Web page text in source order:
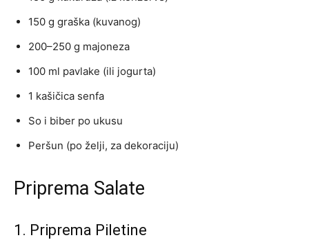
150 g graška (kuvanog)
200–250 g majoneza
100 ml pavlake (ili jogurta)
1 kašičica senfa
So i biber po ukusu
Peršun (po želji, za dekoraciju)
Priprema Salate
1. Priprema Piletine